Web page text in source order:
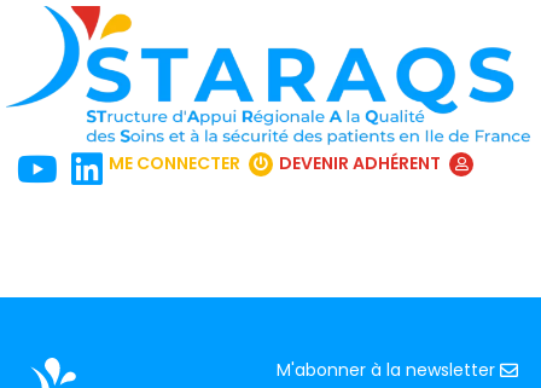
ME CONNECTER DEVENIR ADHÉRENT
M'abonner à la newsletter